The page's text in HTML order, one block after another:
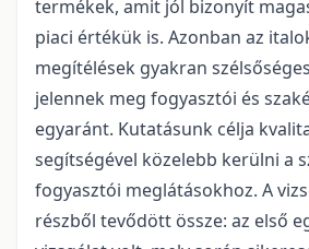
termékek, amit jól bizonyít
piaci értékük is. Azonban az
megítélések gyakran
jelennek meg fogyasztói és
egyaránt. Kutatásunk célja
segítségével közelebb kerülni a
fogyasztói meglátásokhoz. A
részből tevődött össze: az első